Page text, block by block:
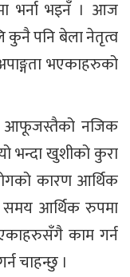
भर्ना भइनँ । आज
कुनै पनि बेला नेतृत्व
भएकाहरुको
आफूजस्तैको नजिक
भन्दा खुशीको कुरा
कारण आर्थिक
समय आर्थिक रुपमा
काम गर्न
चाहन्छु ।